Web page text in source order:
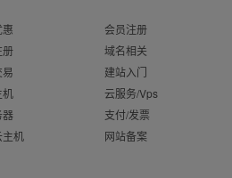
册
机
器
主机
会员注册
域名相关
建站入门
云服务/Vps
支付/发票
网站备案